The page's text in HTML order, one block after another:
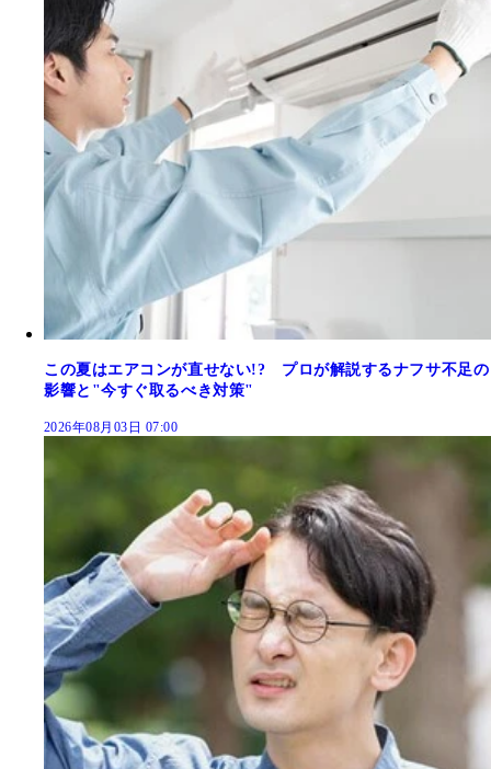
この夏はエアコンが直せない!? プロが解説するナフサ不足の
影響と"今すぐ取るべき対策"
2026年08月03日 07:00